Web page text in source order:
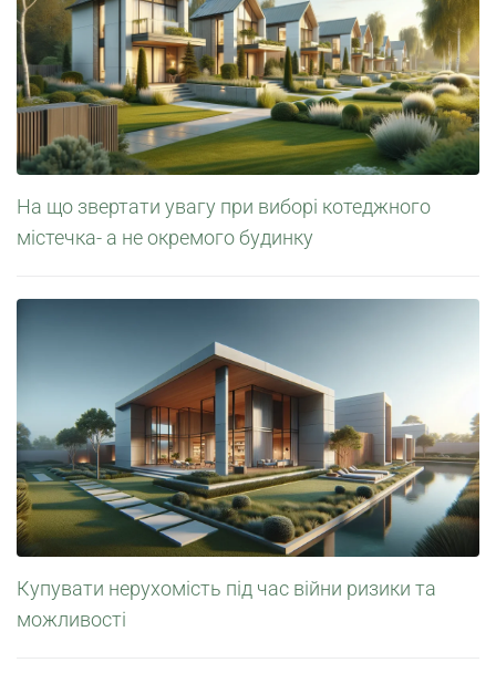
На що звертати увагу при виборі котеджного
містечка- а не окремого будинку
Купувати нерухомість під час війни ризики та
можливості